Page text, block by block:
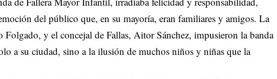
del público que, en su mayoría, eran familiares y amigos. La
Folgado, y el concejal de Fallas, Aitor Sánchez, impusieron la banda
a su ciudad, sino a la ilusión de muchos niños y niñas que la